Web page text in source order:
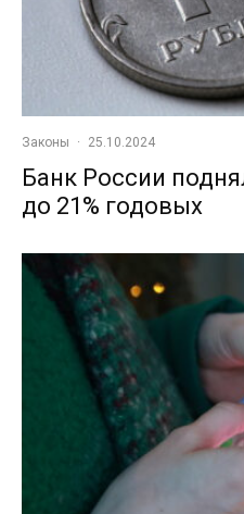
Законы · 25.10.2024
Банк России
до 21% годовых